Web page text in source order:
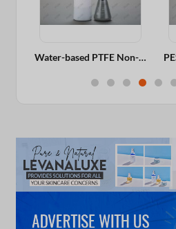
Water-based PTFE Non-stick Coating For Aluminum Fry Pan, Wok, Cooker, Excellent Gloss